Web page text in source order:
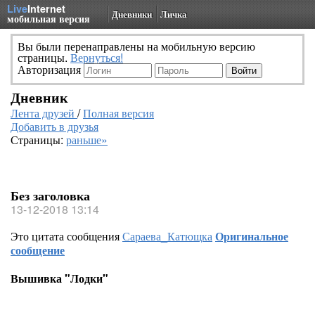
LiveInternet
мобильная версия Дневники Личка
Вы были перенаправлены на мобильную версию
страницы. Вернуться!
Авторизация
Дневник
Лента друзей /Полная версия
Добавить в друзья
Страницы: раньше»
Без заголовка
13-12-2018 13:14
Это цитата сообщенияСараева_КатющкаОригинальное
сообщение
Вышивка "Лодки"